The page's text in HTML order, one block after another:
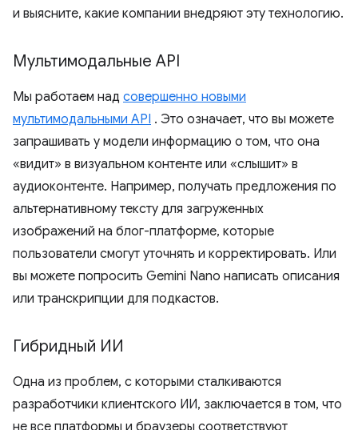
и выясните, какие компании внедряют эту технологию.
Мультимодальные API
Мы работаем над совершенно новыми
мультимодальными API . Это означает, что вы можете
запрашивать у модели информацию о том, что она
«видит» в визуальном контенте или «слышит» в
аудиоконтенте. Например, получать предложения по
альтернативному тексту для загруженных
изображений на блог-платформе, которые
пользователи смогут уточнять и корректировать. Или
вы можете попросить Gemini Nano написать описания
или транскрипции для подкастов.
Гибридный ИИ
Одна из проблем, с которыми сталкиваются
разработчики клиентского ИИ, заключается в том, что
не все платформы и браузеры соответствуют